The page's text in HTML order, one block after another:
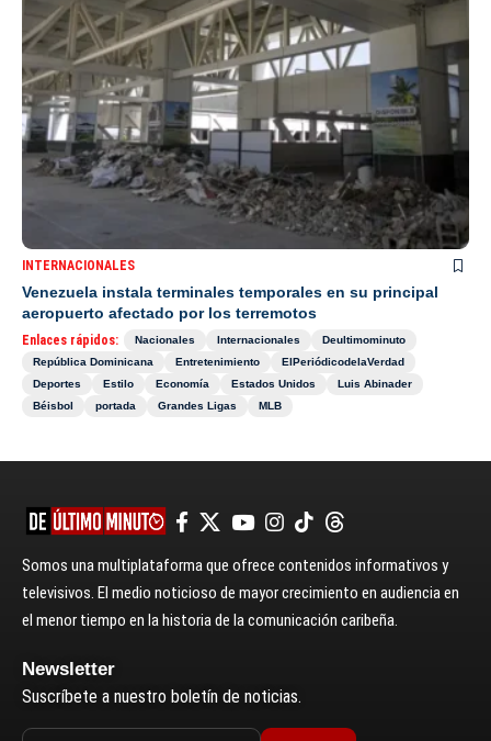
INTERNACIONALES
Venezuela instala terminales temporales en su principal
aeropuerto afectado por los terremotos
Enlaces rápidos: Nacionales Internacionales
Deultimominuto
República Dominicana
Entretenimiento
ElPeriódicodelaVerdad
Deportes
Estilo Economía Estados Unidos
Luis Abinader
Béisbol
portada Grandes Ligas MLB
Somos una multiplataforma que ofrece contenidos informativos y
televisivos. El medio noticioso de mayor crecimiento en audiencia en
el menor tiempo en la historia de la comunicación caribeña.
Newsletter
Suscríbete a nuestro boletín de noticias.